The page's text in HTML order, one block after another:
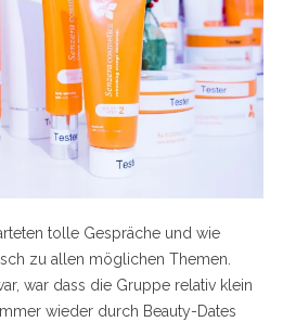
tolle Gespräche und wie
zu allen möglichen Themen.
war dass die Gruppe relativ klein
wieder durch Beauty-Dates